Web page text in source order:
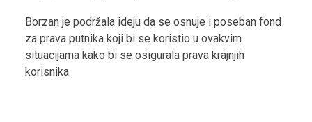
Borzan je podržala ideju da se osnuje i poseban fond
za prava putnika koji bi se koristio u ovakvim
situacijama kako bi se osigurala prava krajnjih
korisnika.